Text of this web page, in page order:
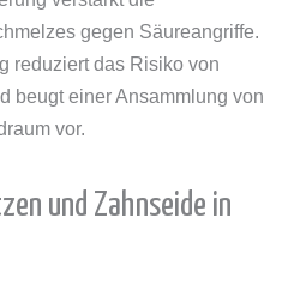
gegen Säureangriffe.
reduziert das Risiko von
beugt einer Ansammlung von
vor.
und Zahnseide in